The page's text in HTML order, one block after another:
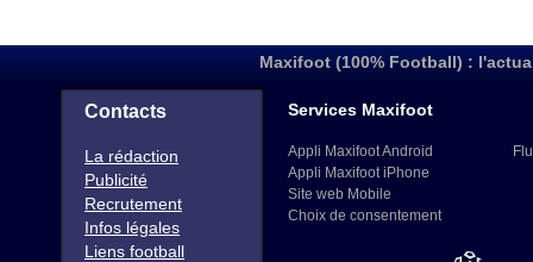
Maxifoot (100% Football) :
Contacts
La rédaction
Publicité
Recrutement
Infos légales
Liens football
Services Maxifoot
Appli Maxifoot Android
Appli Maxifoot iPhone
Site web Mobile
Choix de consentement